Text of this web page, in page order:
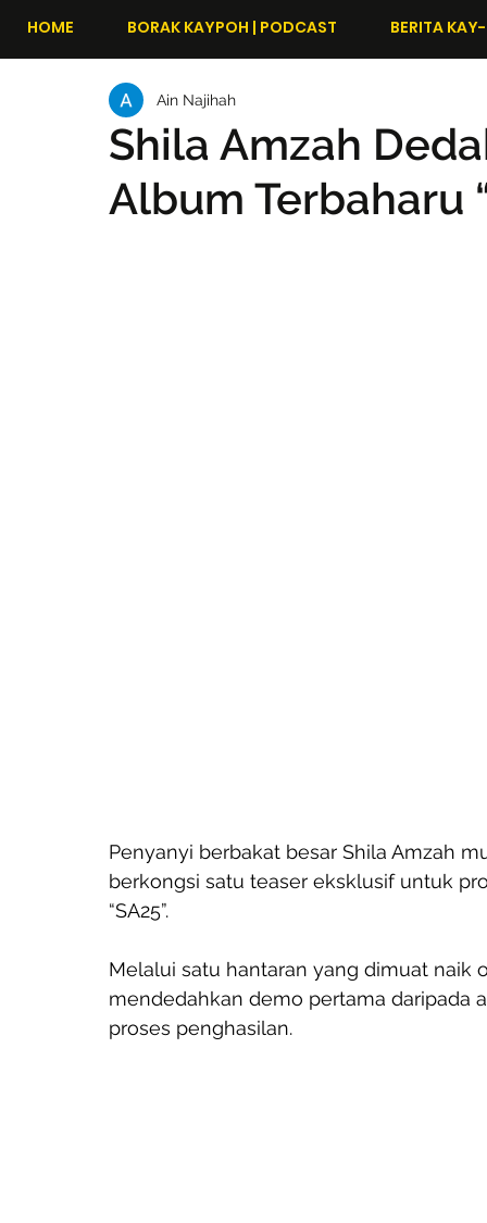
HOME BORAK KAYPOH | PODCAST BERITA
Shila Amzah
Album Terbaharu
Ain Najihah
Penyanyi berbakat besar Shila Amzah
berkongsi satu teaser eksklusif untuk
“SA25”.
Melalui satu hantaran yang dimuat naik
mendedahkan demo pertama daripada
proses penghasilan.